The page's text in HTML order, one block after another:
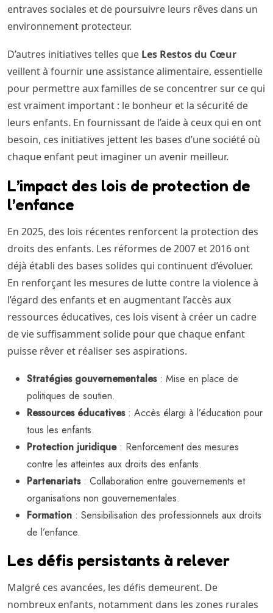
entraves sociales et de poursuivre leurs rêves dans un
environnement protecteur.
D’autres initiatives telles que Les Restos du Cœur
veillent à fournir une assistance alimentaire, essentielle
pour permettre aux familles de se concentrer sur ce qui
est vraiment important : le bonheur et la sécurité de
leurs enfants. En fournissant de l’aide à ceux qui en ont
besoin, ces initiatives jettent les bases d’une société où
chaque enfant peut imaginer un avenir meilleur.
L’impact des lois de protection de
l’enfance
En 2025, des lois récentes renforcent la protection des
droits des enfants. Les réformes de 2007 et 2016 ont
déjà établi des bases solides qui continuent d’évoluer.
En renforçant les mesures de lutte contre la violence à
l’égard des enfants et en augmentant l’accès aux
ressources éducatives, ces lois visent à créer un cadre
de vie suffisamment solide pour que chaque enfant
puisse rêver et réaliser ses aspirations.
Stratégies gouvernementales: Mise en place de
politiques de soutien.
Ressources éducatives: Accès élargi à l’éducation pour
tous les enfants.
Protection juridique: Renforcement des mesures
contre les atteintes aux droits des enfants.
Partenariats: Collaboration entre gouvernements et
organisations non gouvernementales.
Formation : Sensibilisation des professionnels aux droits
de l’enfance.
Les défis persistants à relever
Malgré ces avancées, les défis demeurent. De
nombreux enfants, notamment dans les zones rurales